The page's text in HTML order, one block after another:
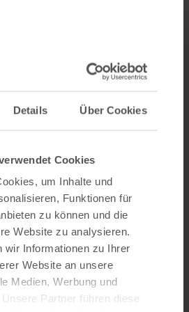
Details Über Cookies
Cookies
um Inhalte und
Funktionen für
zu können und die
Website zu analysieren.
wir Informationen zu Ihrer
Website an unsere
Medien, Werbung und
Partner führen diese